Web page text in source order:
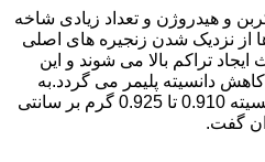
و هیدروژن و تعداد زیادی شاخه
از نزدیک شدن زنجیره های اصلی
تراکم بالا می شوند و این
دانسیته پلیمر می گردد.به
طور کلی به پلی اتیلن های با دانسیته 0.910 تا 0.925 گرم بر سانتی
گفت.